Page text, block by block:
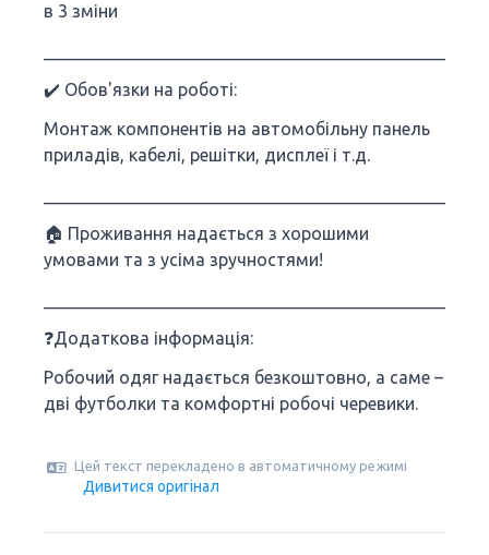
в 3 зміни
✔️ Обов'язки на роботі:
Монтаж компонентів на автомобільну панель
приладів, кабелі, решітки, дисплеї і т.д.
🏠 Проживання надається з хорошими
умовами та з усіма зручностями!
❓Додаткова інформація:
Робочий одяг надається безкоштовно, а саме –
дві футболки та комфортні робочі черевики.
Цей текст перекладено в автоматичному режимі
Дивитися оригінал